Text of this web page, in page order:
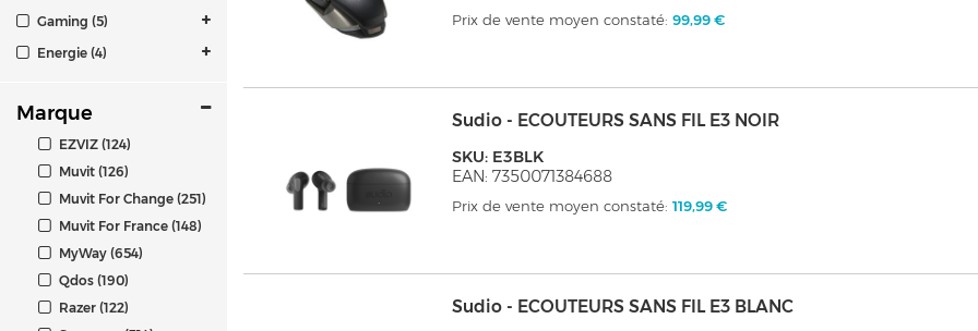
Gaming (5)
Energie (4)
Marque
EZVIZ (124)
Muvit (126)
Muvit For Change (251)
Muvit For France (148)
MyWay (654)
Qdos (190)
Razer (122)
Prix de vente moyen constaté:99,99 €
Sudio - ECOUTEURS SANS FIL E3 NOIR
SKU: E3BLK
EAN: 7350071384688
Prix de vente moyen constaté:119,99 €
Sudio - ECOUTEURS SANS FIL E3 BLANC